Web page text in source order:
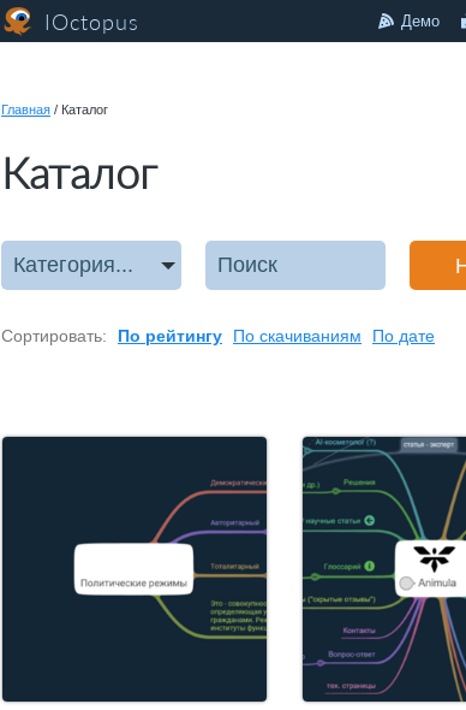
IOctopus Демо
Главная / Каталог
Каталог
Категория...
Сортировать: По рейтингу По скачиваниям По дате